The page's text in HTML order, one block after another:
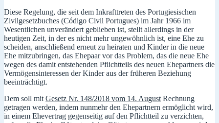
Diese Regelung, die seit dem Inkrafttreten des Portugiesischen
Zivilgesetzbuches (Código Civil Portugues) im Jahr 1966 im
Wesentlichen unverändert geblieben ist, stellt allerdings in der
heutigen Zeit, in der es nicht mehr ungewöhnlich ist, eine Ehe zu
scheiden, anschließend erneut zu heiraten und Kinder in die neue
Ehe mitzubringen, das Ehepaar vor das Problem, das die neue Ehe
wegen des damit entstehenden Pflichtteils des neuen Ehepartners die
Vermögensinteressen der Kinder aus der früheren Beziehung
beeinträchtigt.
Dem soll mit Gesetz Nr. 148/2018 vom 14. August Rechnung
getragen werden, indem nunmehr den Ehepartnern ermöglicht wird,
in einem Ehevertrag gegenseitig auf den Pflichtteil zu verzichten,